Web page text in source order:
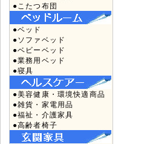
●こたつ布団
●ベッド
●ソファベッド
●ベビーベッド
●業務用ベッド
●寝具
●美容健康・環境快適商品
●雑貨・家電用品
●福祉・介護家具
●高齢者椅子